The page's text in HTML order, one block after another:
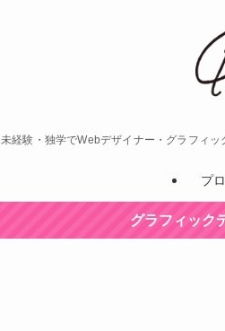
未経験・独学でWebデザイナー・グラフィ
プ
グラフィック